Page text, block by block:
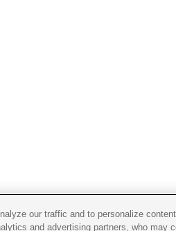
our traffic and to personalize
and advertising partners, who may